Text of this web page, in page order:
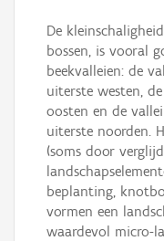
De
bossen, is vooral
beekvalleien: de
uiterste westen,
oosten en de
uiterste noorden.
(soms door
beplanting,
vormen een
waardevol micro-